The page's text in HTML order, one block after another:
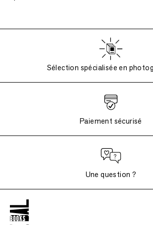
Sélection spécialisée en
Paiement sécurisé
Une question ?